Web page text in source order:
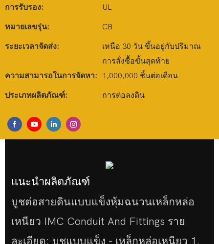
การรับรอง: UL
หมายเลขรุ่น: CB
ระยะเวลาจัดส่ง:
เหนือ 30 วัน ขึ้นอยู่กับปริมาณ
การสั่งซื้อขั้นสุดท้าย
ความสามารถในการจัดหา:
1,000,000 ชิ้นต่อเดือน
ประเภทผลิตภัณฑ์: การต่อลงดิน
แนะนำผลิตภัณฑ์
บูชต่อสายดินแบบแข็งหุ้มฉนวนเหล็กหล่อ
เหนียว IMC Conduit And Fittings ราย
ละเอียด: บูชแบบแข็ง - เหล็กหล่อเหนียว 1.